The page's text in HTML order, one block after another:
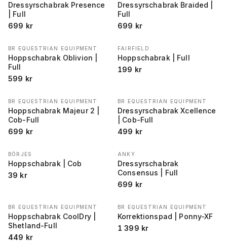
Dressyrschabrak Presence
| Full
699 kr
Dressyrschabrak Braided |
Full
699 kr
BR EQUESTRIAN EQUIPMENT
Hoppschabrak Oblivion |
Full
599 kr
FAIRFIELD
Hoppschabrak | Full
199 kr
BR EQUESTRIAN EQUIPMENT
Hoppschabrak Majeur 2 |
Cob-Full
699 kr
BR EQUESTRIAN EQUIPMENT
Dressyrschabrak Xcellence
| Cob-Full
499 kr
BÖRJES
Hoppschabrak | Cob
39 kr
ANKY
Dressyrschabrak
Consensus | Full
699 kr
BR EQUESTRIAN EQUIPMENT
Hoppschabrak CoolDry |
Shetland-Full
449 kr
BR EQUESTRIAN EQUIPMENT
Korrektionspad | Ponny-XF
1 399 kr